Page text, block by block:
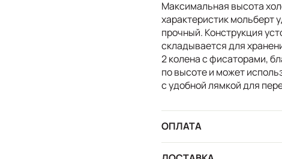
Максимальная высота
характеристик мольберт
прочный. Конструкция
складывается для
2 колена с фисаторами,
по высоте и может
с удобной лямкой для
ОПЛАТА